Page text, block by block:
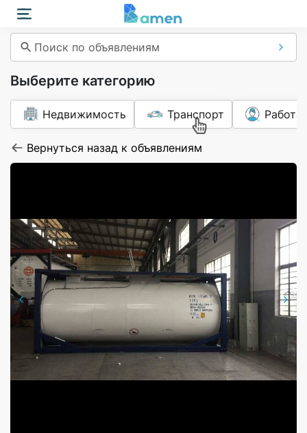
Поиск по объявлениям
Выберите категорию
Недвижимость Транспорт Работа
Вернуться назад к объявлениям